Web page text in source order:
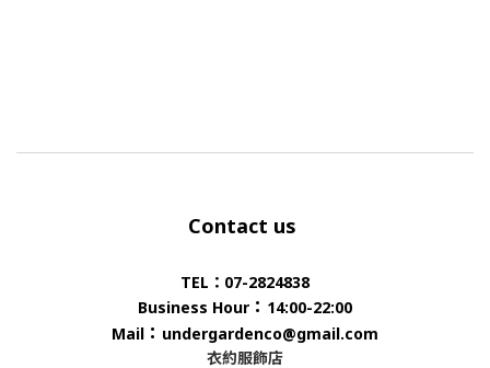
Contact us
TEL：07-2824838
Business Hour ： 14:00-22:00
Mail ： undergardenco@gmail.com
衣約服飾店